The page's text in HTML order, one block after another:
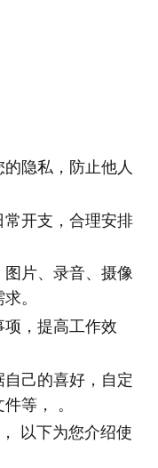
隐私，防止他人
开支，合理安排
片、录音、摄像
。
，提高工作效
己的喜好，自定
等， 。
以下为您介绍使